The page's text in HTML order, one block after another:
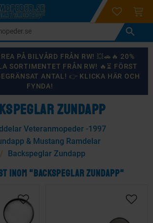
login
PÅ BILVÅRD FRÅN RW! 💥🚗🔥 20%
SORTIMENTET FRÅN RW! 🔥⏳ FÖRST
ANTAL! 👉 KLICKA HÄR OCH
FYNDA!
ZUNDAPP
Veteranmopeder -1997
& Mustang Ramdelar
Backspeglar Zundapp
INOM "BACKSPEGLAR ZUNDAPP"